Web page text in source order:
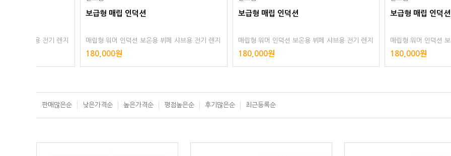
보급형 매립 인덕션
매립형 워머 인덕션 보온용 뷔페 샤브용 전기 렌지
조리용 홀용 빌트인 샤브샤브용 레인지 테이블용
보급형 매립 인덕션
매립형 워머 인덕션 보온용 뷔페 샤브용 전기 렌지
조리용 홀용 빌트인 샤브샤브용 레인지 테이블용
보급형 매립 인덕션
매립형 워머 인덕션 보온용 뷔페 샤브
조리용 홀용 빌트인 샤브샤브용 레인
판매많은순 낮은가격순 높은가격순 평점높은순 후기많은순 최근등록순